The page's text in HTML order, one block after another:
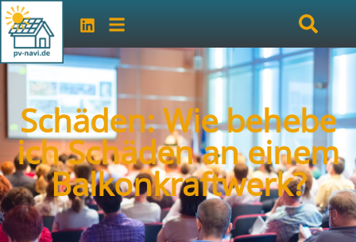
Schäden: Wie behebe
ich Schäden an einem
Balkonkraftwerk?